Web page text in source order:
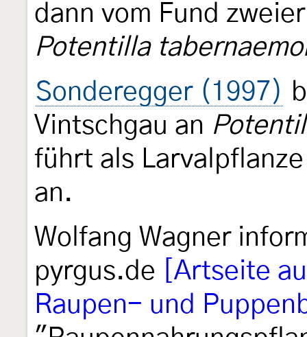
dann vom Fund
Potentilla
Sonderegger (1997)
Vintschgau an
führt als
an.
Wolfang Wagner
pyrgus.de
[Artseite
Raupen- und